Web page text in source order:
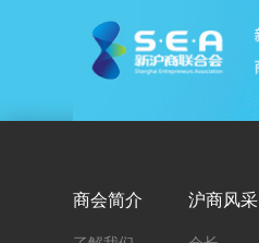
商会简介 沪商风采